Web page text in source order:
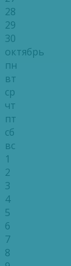
28
29
30
октябрь
пн
вт
ср
чт
пт
сб
вс
1
2
3
4
5
6
7
8